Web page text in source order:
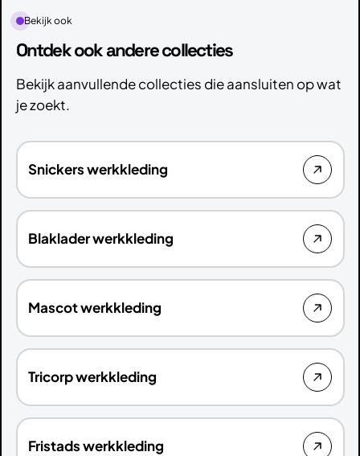
Bekijk ook
Ontdek ook andere collecties
Bekijk aanvullende collecties die aansluiten op wat
je zoekt.
Snickers werkkleding
Blaklader werkkleding
Mascot werkkleding
Tricorp werkkleding
Fristads werkkleding